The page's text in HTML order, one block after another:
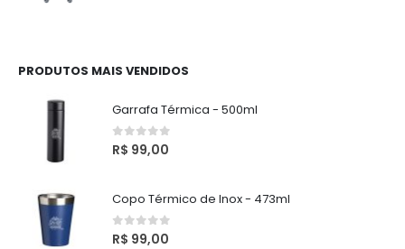
PRODUTOS MAIS VENDIDOS
Garrafa Térmica - 500ml
0out of 5
R$ 99,00
Copo Térmico de Inox - 473ml
0out of 5
R$ 99,00